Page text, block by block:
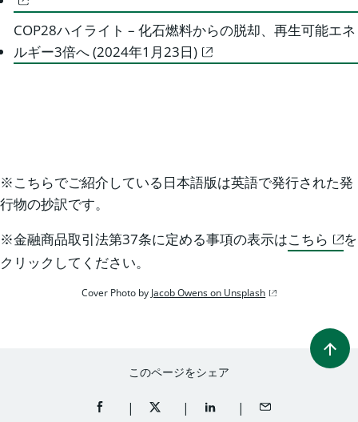
COP28ハイライト – 化石燃料からの脱却、再生可能エネ
ルギー3倍へ (2024年1月23日)
※こちらでご紹介している日本語版は英語で発行された発
行物の抄訳です。
※金融商品取引法第37条に定める事項の表示はこちら
を
クリックしてください。
Cover Photo by Jacob Owens on Unsplash
このページをシェア
FACEBOOKでシェア（新規ウィンドウを開く）
TWITTERでシェア（新規ウィンドウを開
LINKEDINでシェア（新規ウ
メールでシェア